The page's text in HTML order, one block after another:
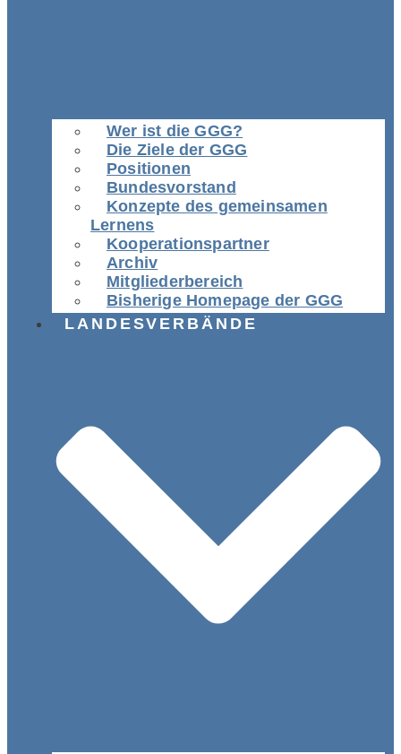
Wer ist die GGG?
Die Ziele der GGG
Positionen
Bundesvorstand
Konzepte des gemeinsamen
Lernens
Kooperationspartner
Archiv
Mitgliederbereich
Bisherige Homepage der GGG
LANDESVERBÄNDE